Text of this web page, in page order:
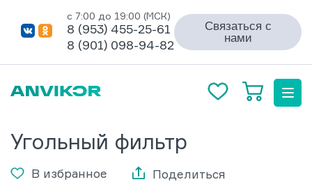
с 7:00 до 19:00 (МСК)
8 (953) 455-25-61
8 (901) 098-94-82
Связаться с
нами
Угольный фильтр
В избранное Поделиться